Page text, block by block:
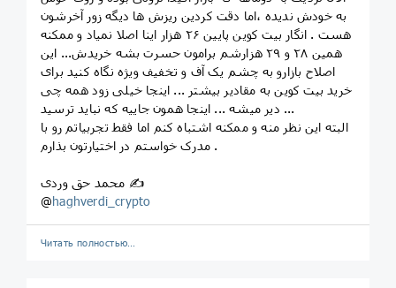
به خودش ندیده ،اما دقت کردین ریزش ها دیگه زور آخرشون
هست . انگار بیت کوین پایین ۲۶ هزار اینا اصلا نمیاد و ممکنه
همین ۲۸ و ۲۹ هزارشم برامون حسرت بشه خریدش... این
اصلاح بازارو به چشم یک آف و تخفیف ویژه نگاه کنید برای
خرید بیت کوین به مقادیر بیشتر ... اینجا خیلی زود همه چی
دیر میشه ... اینجا همون جاییه که نباید ترسید ...
البته این نظر منه و ممکنه اشتباه کنم‌ اما فقط تجربیاتم رو با
مدرک خواستم در اختیارتون بذارم .
محمد حق وردی ✍
@haghverdi_crypto
Читать полностью…